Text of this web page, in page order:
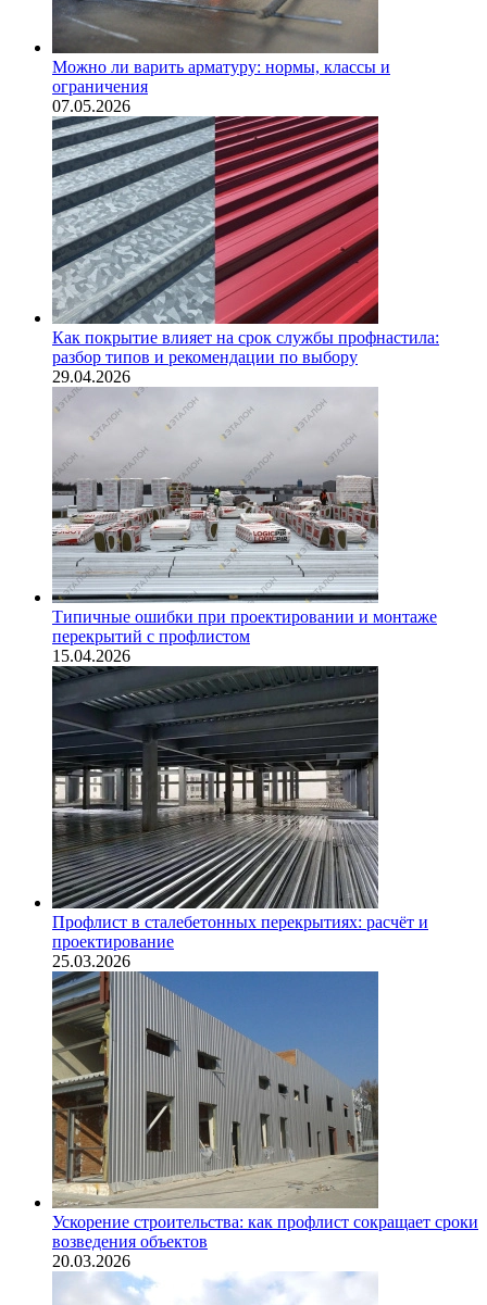
Можно ли варить арматуру: нормы, классы и
ограничения
07.05.2026
Как покрытие влияет на срок службы профнастила:
разбор типов и рекомендации по выбору
29.04.2026
Типичные ошибки при проектировании и монтаже
перекрытий с профлистом
15.04.2026
Профлист в сталебетонных перекрытиях: расчёт и
проектирование
25.03.2026
Ускорение строительства: как профлист сокращает сроки
возведения объектов
20.03.2026